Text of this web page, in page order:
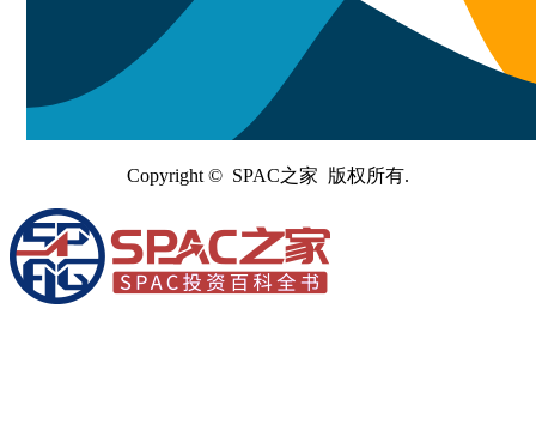
Copyright © SPAC之家 版权所有.